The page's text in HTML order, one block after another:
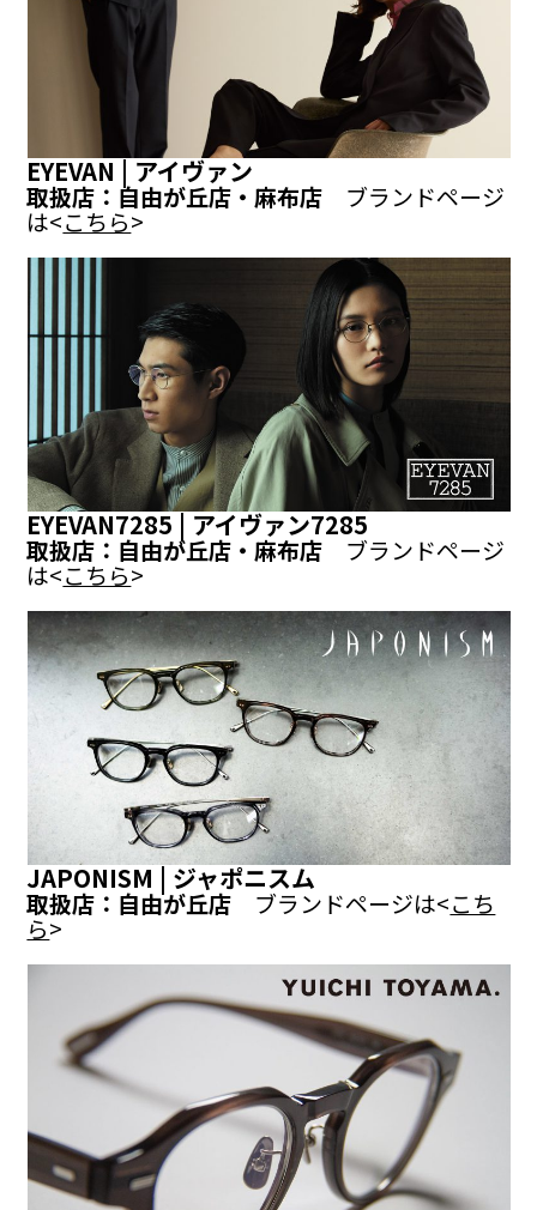
EYEVAN | アイヴァン
取扱店：自由が丘店・麻布店 ブランドページ
は<こちら>
EYEVAN7285 | アイヴァン7285
取扱店：自由が丘店・麻布店 ブランドページ
は<こちら>
JAPONISM | ジャポニスム
取扱店：自由が丘店 ブランドページは<こち
ら>